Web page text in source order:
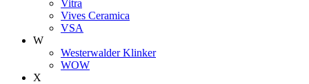
Vitra
Vives Ceramica
VSA
W
Westerwalder Klinker
WOW
X